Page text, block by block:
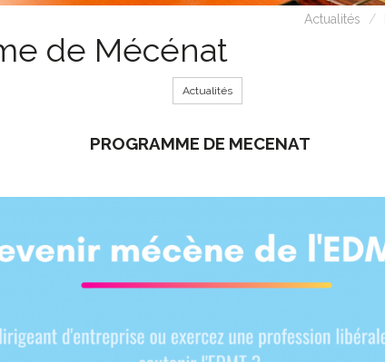
Actualités
de Mécénat
Actualités
PROGRAMME DE MECENAT